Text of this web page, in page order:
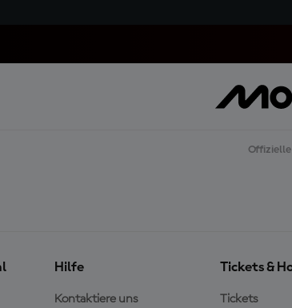
Offizielle
Hilfe
Kontaktiere uns
Tickets &
Tickets